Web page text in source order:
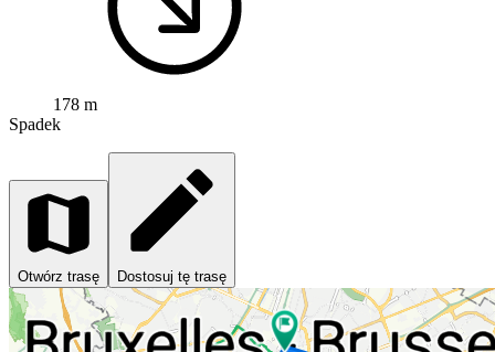
178 m
Spadek
Otwórz trasę Dostosuj tę trasę